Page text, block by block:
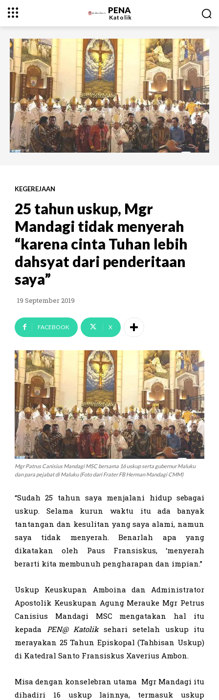
PENA
Katolik
KEGEREJAAN
25 tahun uskup, Mgr
Mandagi tidak menyerah
“karena cinta Tuhan lebih
dahsyat dari penderitaan
saya”
19 September 2019
FACEBOOK X
Mgr Patrus Canisius Mandagi MSC bersama 16 uskup serta gubernur Maluku
dan para pejabat di Maluku (Foto dari Frater FB Herman Mandagi CMM)
“Sudah 25 tahun saya menjalani hidup sebagai
uskup. Selama kurun waktu itu ada banyak
tantangan dan kesulitan yang saya alami, namun
saya tidak menyerah. Benarlah apa yang
dikatakan oleh Paus Fransiskus, ‘menyerah
berarti kita membunuh pengharapan dan impian.”
Uskup Keuskupan Amboina dan Administrator
Apostolik Keuskupan Agung Merauke Mgr Petrus
Canisius Mandagi MSC mengatakan hal itu
kepada
PEN@ Katoliksehari setelah uskup itu
merayakan 25 Tahun Episkopal (Tahbisan Uskup)
di Katedral Santo Fransiskus Xaverius Ambon.
Misa dengan konselebran utama Mgr Mandagi itu
dihadiri 16 uskup lainnya, termasuk uskup